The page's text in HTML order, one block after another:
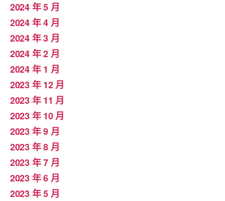
2024 年 5 月
2024 年 4 月
2024 年 3 月
2024 年 2 月
2024 年 1 月
2023 年 12 月
2023 年 11 月
2023 年 10 月
2023 年 9 月
2023 年 8 月
2023 年 7 月
2023 年 6 月
2023 年 5 月